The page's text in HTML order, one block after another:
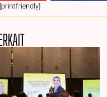
[printfriendly]